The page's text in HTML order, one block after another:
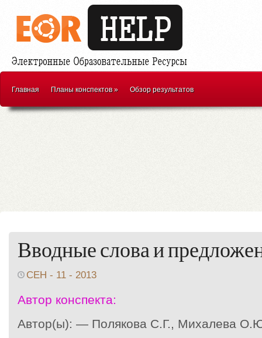
Главная Планы конспектов» Обзор результатов
Вводные слова и
СЕН - 11 - 2013
Автор конспекта:
Автор(ы): — Полякова С.Г., Михалева